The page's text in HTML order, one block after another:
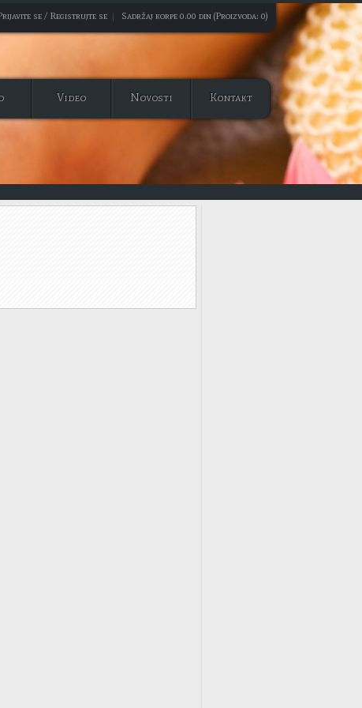
se / Registrujte se | Sadržaj korpe 0.00 din (Proizvoda: 0)
Video Novosti Kontakt